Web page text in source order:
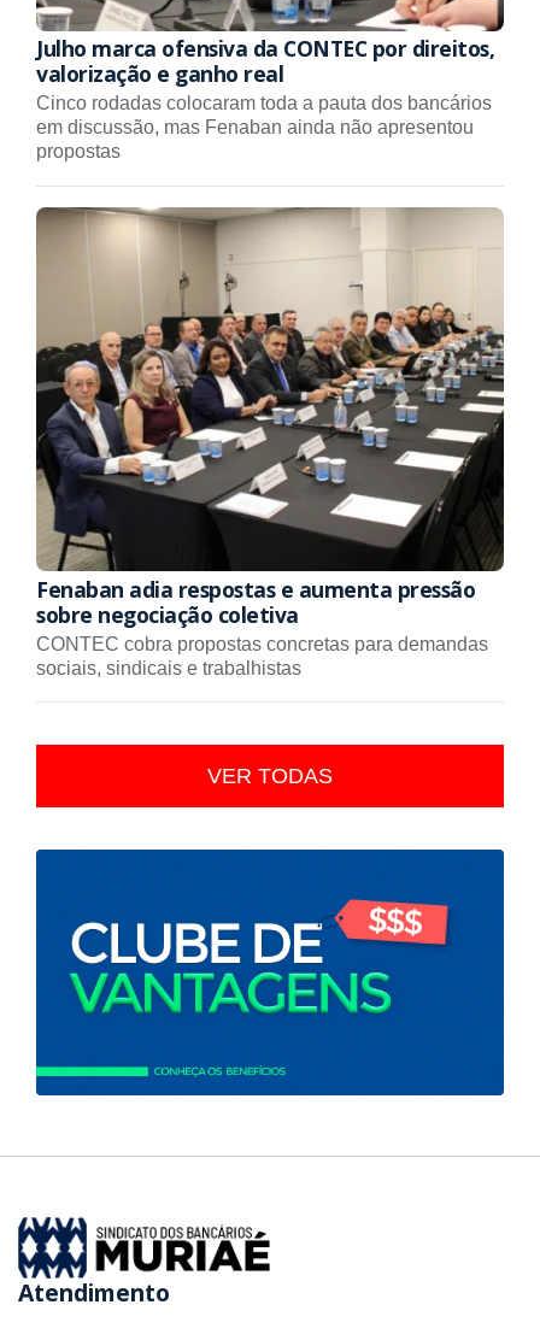
Julho marca ofensiva da CONTEC por direitos,
valorização e ganho real
Cinco rodadas colocaram toda a pauta dos bancários
em discussão, mas Fenaban ainda não apresentou
propostas
Fenaban adia respostas e aumenta pressão
sobre negociação coletiva
CONTEC cobra propostas concretas para demandas
sociais, sindicais e trabalhistas
VER TODAS
Atendimento